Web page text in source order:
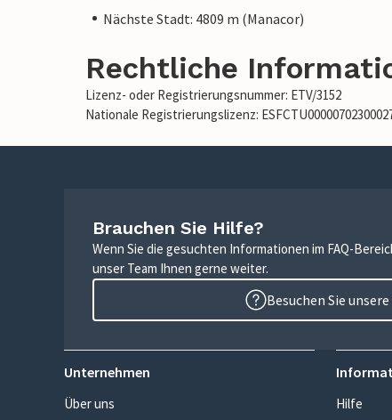
Nächste Stadt: 4809 m (Manacor)
Rechtliche
Lizenz- oder Registrierungsnummer: ETV/3152
Nationale Registrierungslizenz:
Brauchen Sie Hilfe?
Wenn Sie die gesuchten Informationen im FAQ-
unser Team Ihnen gerne weiter.
Besuchen Sie unsere
Unternehmen
Über uns Hilfe